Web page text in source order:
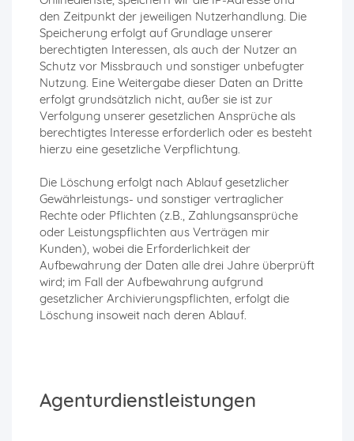
den Zeitpunkt der jeweiligen Nutzerhandlung. Die
Speicherung erfolgt auf Grundlage unserer
berechtigten Interessen, als auch der Nutzer an
Schutz vor Missbrauch und sonstiger unbefugter
Nutzung. Eine Weitergabe dieser Daten an Dritte
erfolgt grundsätzlich nicht, außer sie ist zur
Verfolgung unserer gesetzlichen Ansprüche als
berechtigtes Interesse erforderlich oder es besteht
hierzu eine gesetzliche Verpflichtung.
Die Löschung erfolgt nach Ablauf gesetzlicher
Gewährleistungs- und sonstiger vertraglicher
Rechte oder Pflichten (z.B., Zahlungsansprüche
oder Leistungspflichten aus Verträgen mir
Kunden), wobei die Erforderlichkeit der
Aufbewahrung der Daten alle drei Jahre überprüft
wird; im Fall der Aufbewahrung aufgrund
gesetzlicher Archivierungspflichten, erfolgt die
Löschung insoweit nach deren Ablauf.
Agenturdienstleistungen